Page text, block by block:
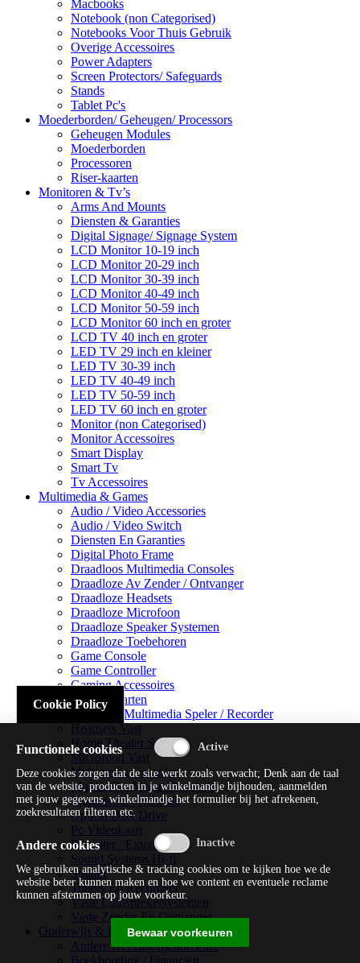
Macbooks
Notebook (non Categorised)
Notebooks Voor Thuis Gebruik
Overige Accessoires
Power Adapters
Screen Protectors/ Safeguards
Stands
Tablet Pc's
Moederborden/ Geheugen/ Processors
Geheugen Modules
Moederborden
Processoren
Riser-kaarten
Monitoren & Tv’s
Arms And Mounts
Diensten & Garanties
Digital Signage/ Signage System
LCD Monitor 10-19 inch
LCD Monitor 20-29 inch
LCD Monitor 30-39 inch
LCD Monitor 40-49 inch
LCD Monitor 50-59 inch
LCD Monitor 60 inch en groter
LCD TV 40 inch en groter
LED TV 29 inch en kleiner
LED TV 30-39 inch
LED TV 40-49 inch
LED TV 50-59 inch
LED TV 60 inch en groter
Monitor (non Categorised)
Monitor Accessoires
Smart Display
Smart Tv
Tv Accessoires
Multimedia & Games
Audio / Video Accessories
Audio / Video Switch
Diensten En Garanties
Digital Photo Frame
Draadloos Multimedia Consoles
Draadloze Av Zender / Ontvanger
Draadloze Headsets
Draadloze Microfoon
Draadloze Speaker Systemen
Draadloze Toebehoren
Game Console
Game Controller
Gaming Accessoires
Geluidskaarten
Handheld Multimedia Speler / Recorder
Headsets Vast
Home Theater Systems
Microfoon Vast
Multimedia Consoles
Multimedia Mixer / Versterker
Multimedia Productie
Optical Disk Drive
Pc Videokaart
Repeater / Extender
Sound Systems Hi-fi
Splitter
Tuners En Recorders
Vaste Luidsprekersystemen
Vaste Zender En Ontvanger
Onderwijs & Recreatie
Andere Beveiligingssoftware
Cookie Policy
Functionele cookies
Deze cookies zorgen dat de site werkt zoals verwacht; Denk aan de taal
van de website, producten in je winkelmandje bijhouden, aanmelden
met jouw gegevens, winkelmandje het formulier bij het afrekenen,
zoekresultaten filteren etc.
Andere cookies
We gebruiken analytische & tracking cookies om te kijken hoe we de
website beter kunnen maken en hoe we content en eventuele reclame
kunnen afstemmen op jouw voorkeur.
Bewaar voorkeuren